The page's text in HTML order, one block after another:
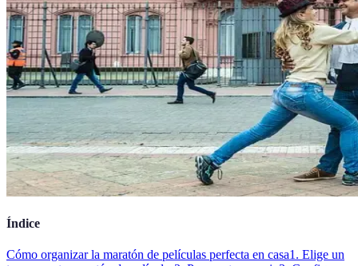
Índice
Cómo organizar la maratón de películas perfecta en casa1. Elige un